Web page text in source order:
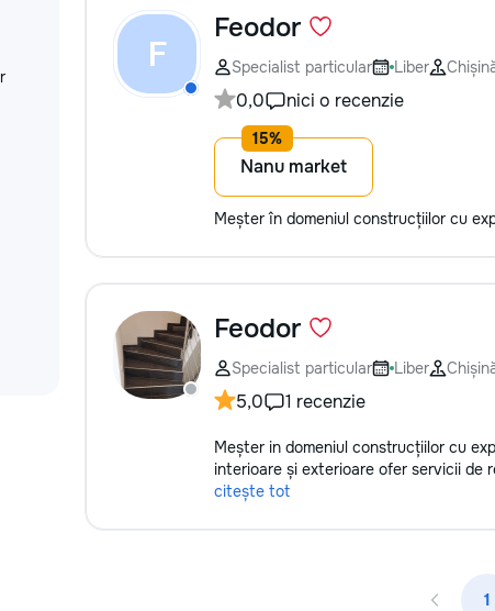
F
Feodor
Specialist particular Liber
0,0 nici o recenzie
Nanu market
Meșter în domeniul construcțiilor cu
Feodor
Specialist particular Liber
5,0 1 recenzie
Meșter in domeniul construcțiilor cu
interioare și exterioare ofer servicii de
citește tot
1